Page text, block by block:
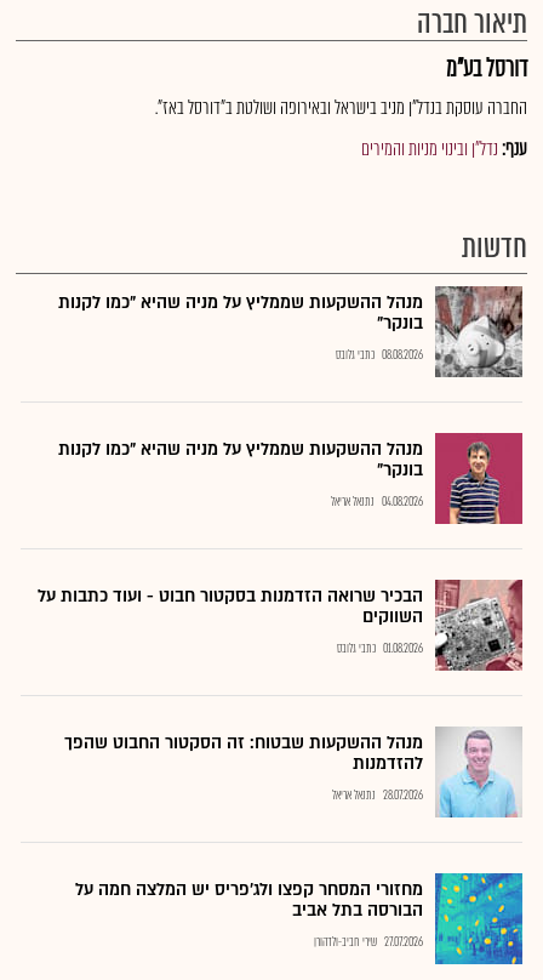
תיאור חברה
דורסל בע"מ
החברה עוסקת בנדל"ן מניב בישראל ובאירופה ושולטת ב"דורסל באז".
ענף:נדל"ן ובינוי מניות והמירים
חדשות
מנהל ההשקעות שממליץ על מניה שהיא "כמו לקנות
בונקר"
08.08.2026 כתבי גלובס
מנהל ההשקעות שממליץ על מניה שהיא "כמו לקנות
בונקר"
04.08.2026 נתנאל אריאל
הבכיר שרואה הזדמנות בסקטור חבוט - ועוד כתבות על
השווקים
01.08.2026 כתבי גלובס
מנהל ההשקעות שבטוח: זה הסקטור החבוט שהפך
להזדמנות
28.07.2026 נתנאל אריאל
מחזורי המסחר קפצו ולג'פריס יש המלצה חמה על
הבורסה בתל אביב
27.07.2026 שירי חביב-ולדהורן